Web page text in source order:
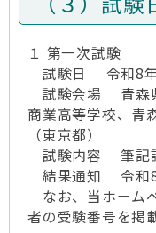
１ 第一次試験
試験日 令和8年
試験会場 青森
商業高等学校、青
（東京都）
試験内容 筆記
結果通知 令和8
なお、当ホーム
者の受験番号を掲